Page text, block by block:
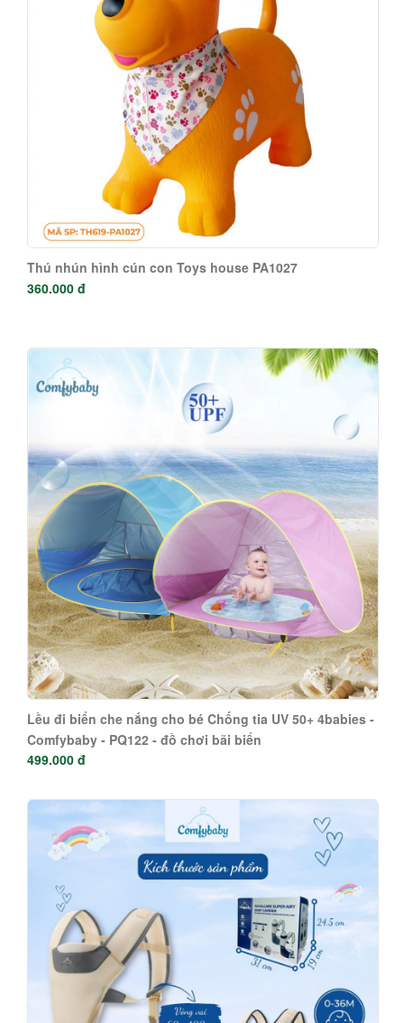
Thú nhún hình cún con Toys house PA1027
360.000 đ
Lều đi biển che nắng cho bé Chống tia UV 50+ 4babies -
Comfybaby - PQ122 - đồ chơi bãi biển
499.000 đ